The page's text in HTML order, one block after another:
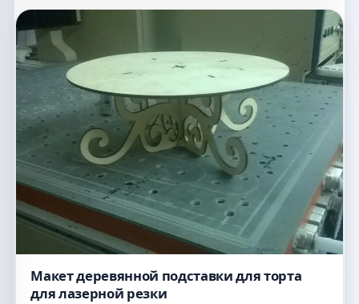
Макет деревянной подставки для торта
для лазерной резки